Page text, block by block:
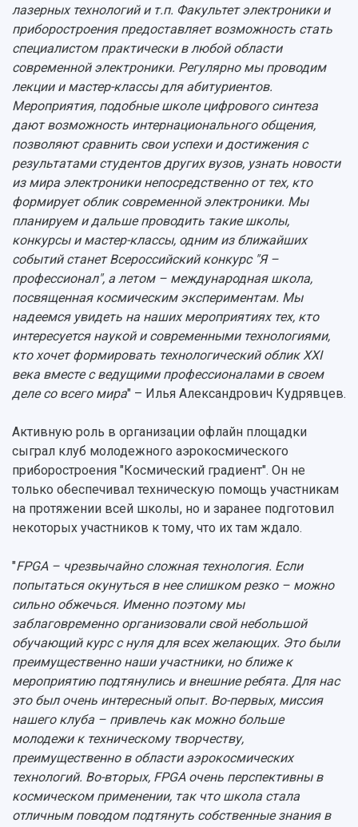
лазерных технологий и т.п. Факультет электроники и
приборостроения предоставляет возможность стать
специалистом практически в любой области
современной электроники. Регулярно мы проводим
лекции и мастер-классы для абитуриентов.
Мероприятия, подобные школе цифрового синтеза
дают возможность интернационального общения,
позволяют сравнить свои успехи и достижения с
результатами студентов других вузов, узнать новости
из мира электроники непосредственно от тех, кто
формирует облик современной электроники. Мы
планируем и дальше проводить такие школы,
конкурсы и мастер-классы, одним из ближайших
событий станет Всероссийский конкурс "Я –
профессионал", а летом – международная школа,
посвященная космическим экспериментам. Мы
надеемся увидеть на наших мероприятиях тех, кто
интересуется наукой и современными технологиями,
кто хочет формировать технологический облик XXI
века вместе с ведущими профессионалами в своем
деле со всего мира" – Илья Александрович Кудрявцев.
Активную роль в организации офлайн площадки
сыграл клуб молодежного аэрокосмического
приборостроения "Космический градиент". Он не
только обеспечивал техническую помощь участникам
на протяжении всей школы, но и заранее подготовил
некоторых участников к тому, что их там ждало.
"FPGA – чрезвычайно сложная технология. Если
попытаться окунуться в нее слишком резко – можно
сильно обжечься. Именно поэтому мы
заблаговременно организовали свой небольшой
обучающий курс с нуля для всех желающих. Это были
преимущественно наши участники, но ближе к
мероприятию подтянулись и внешние ребята. Для нас
это был очень интересный опыт. Во-первых, миссия
нашего клуба – привлечь как можно больше
молодежи к техническому творчеству,
преимущественно в области аэрокосмических
технологий. Во-вторых, FPGA очень перспективны в
космическом применении, так что школа стала
отличным поводом подтянуть собственные знания в